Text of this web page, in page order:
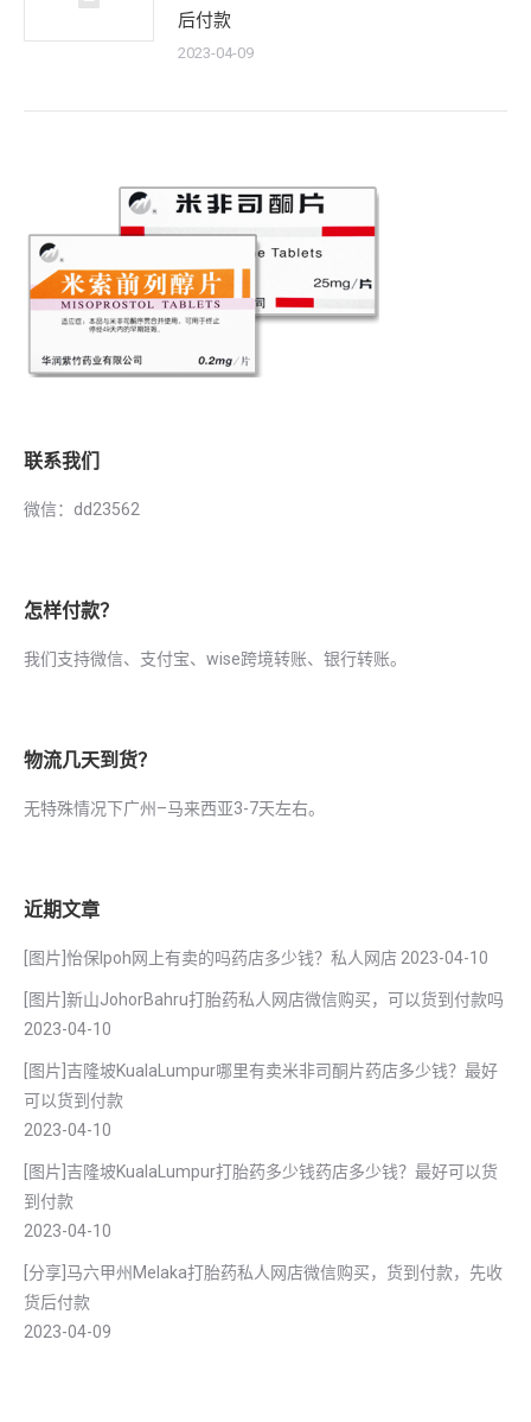
后付款
2023-04-09
联系我们
微信：dd23562
怎样付款？
我们支持微信、支付宝、wise跨境转账、银行转账。
物流几天到货？
无特殊情况下广州–马来西亚3-7天左右。
近期文章
[图片]怡保lpoh网上有卖的吗药店多少钱？私人网店 2023-04-10
[图片]新山JohorBahru打胎药私人网店微信购买，可以货到付款吗
2023-04-10
[图片]吉隆坡KualaLumpur哪里有卖米非司酮片药店多少钱？最好
可以货到付款
2023-04-10
[图片]吉隆坡KualaLumpur打胎药多少钱药店多少钱？最好可以货
到付款
2023-04-10
[分享]马六甲州Melaka打胎药私人网店微信购买，货到付款，先收
货后付款
2023-04-09